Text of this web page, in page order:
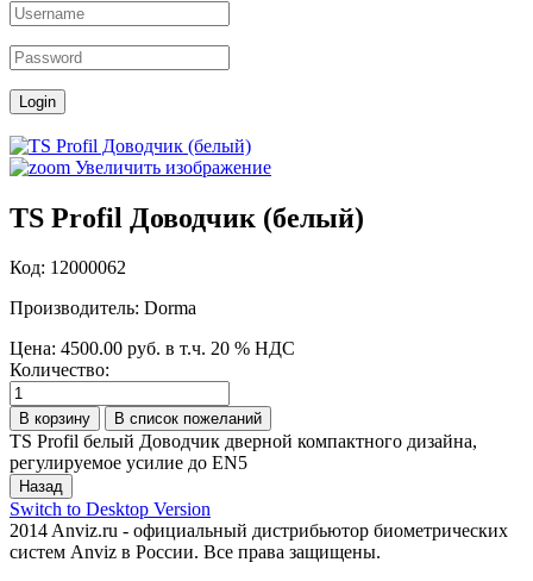
Увеличить изображение
TS Profil Доводчик (белый)
Код: 12000062
Производитель: Dorma
Цена: 4500.00 руб. в т.ч. 20 % НДС
Количество:
TS Profil белый Доводчик дверной компактного дизайна,
регулируемое усилие до EN5
Switch to Desktop Version
2014 Anviz.ru - официальный дистрибьютор биометрических
систем Anviz в России. Все права защищены.